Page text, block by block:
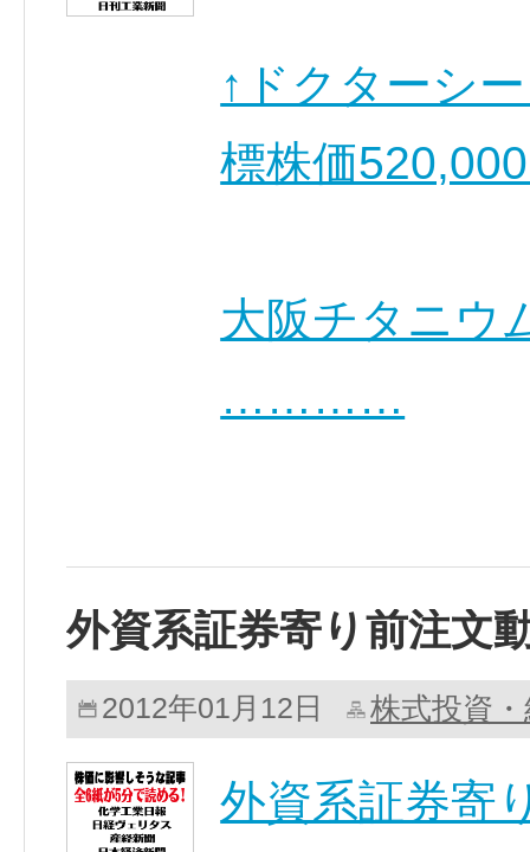
↑ドクターシ
標株価
大阪チタニウ
…………
外資系証券寄り前注文
2012年01月12日 株式投資
外資系証券寄